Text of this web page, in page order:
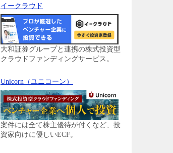
イークラウド
大和証券グループと連携の株式投資型
クラウドファンディングサービス。
Unicorn（ユニコーン）
案件には全て株主優待が付くなど、投
資家向けに優しいECF。